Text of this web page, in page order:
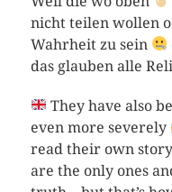
nicht teilen wollen
Wahrheit zu sein
das glauben alle
They have also
even more severely
read their own
are the only ones